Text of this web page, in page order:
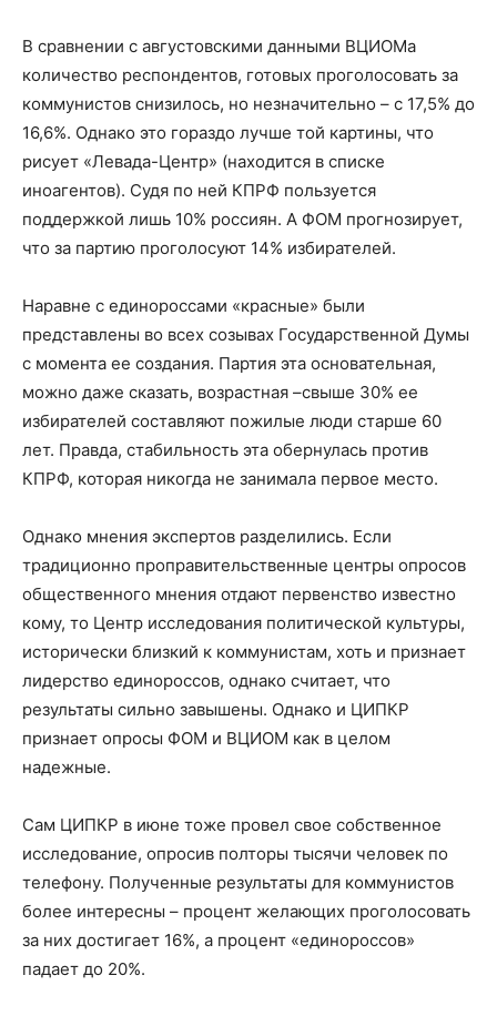
В сравнении с августовскими данными ВЦИОМа
количество респондентов, готовых проголосовать за
коммунистов снизилось, но незначительно – с 17,5% до
16,6%. Однако это гораздо лучше той картины, что
рисует «Левада-Центр» (находится в списке
иноагентов). Судя по ней КПРФ пользуется
поддержкой лишь 10% россиян. А ФОМ прогнозирует,
что за партию проголосуют 14% избирателей.
Наравне с единороссами «красные» были
представлены во всех созывах Государственной Думы
с момента ее создания. Партия эта основательная,
можно даже сказать, возрастная –свыше 30% ее
избирателей составляют пожилые люди старше 60
лет. Правда, стабильность эта обернулась против
КПРФ, которая никогда не занимала первое место.
Однако мнения экспертов разделились. Если
традиционно проправительственные центры опросов
общественного мнения отдают первенство известно
кому, то Центр исследования политической культуры,
исторически близкий к коммунистам, хоть и признает
лидерство единороссов, однако считает, что
результаты сильно завышены. Однако и ЦИПКР
признает опросы ФОМ и ВЦИОМ как в целом
надежные.
Сам ЦИПКР в июне тоже провел свое собственное
исследование, опросив полторы тысячи человек по
телефону. Полученные результаты для коммунистов
более интересны – процент желающих проголосовать
за них достигает 16%, а процент «единороссов»
падает до 20%.